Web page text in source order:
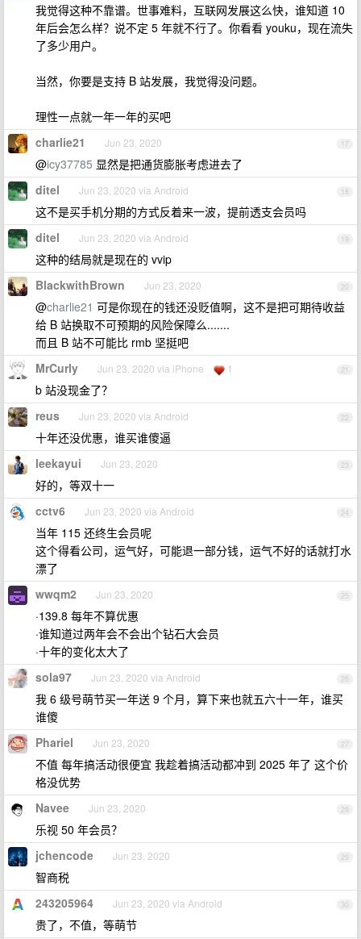
我觉得这种不靠谱。世事难料，互联网发展这么快，谁知道 10
年后会怎么样？说不定 5 年就不行了。你看看 youku，现在流失
了多少用户。
当然，你要是支持 B 站发展，我觉得没问题。
理性一点就一年一年的买吧
17
charlie21 Jun 23, 2020
@icy37785 显然是把通货膨胀考虑进去了
18
ditel Jun 23, 2020 via Android
这不是买手机分期的方式反着来一波，提前透支会员吗
19
ditel Jun 23, 2020 via Android
这种的结局就是现在的 vvip
20
BlackwithBrown Jun 23, 2020
@charlie21 可是你现在的钱还没贬值啊，这不是把可期待收益
给 B 站换取不可预期的风险保障么.......
而且 B 站不可能比 rmb 坚挺吧
21
MrCurly Jun 23, 2020 via iPhone 1
b 站没现金了？
22
reus Jun 23, 2020 via Android
十年还没优惠，谁买谁傻逼
23
leekayui Jun 23, 2020
好的，等双十一
24
cctv6 Jun 23, 2020 via Android
当年 115 还终生会员呢
这个得看公司，运气好，可能退一部分钱，运气不好的话就打水
漂了
25
wwqm2 Jun 23, 2020
·139.8 每年不算优惠
·谁知道过两年会不会出个钻石大会员
·十年的变化太大了
26
sola97 Jun 23, 2020 via Android
我 6 级号萌节买一年送 9 个月，算下来也就五六十一年，谁买
谁傻
27
Phariel Jun 23, 2020
不值 每年搞活动很便宜 我趁着搞活动都冲到 2025 年了 这个价
格没优势
28
Navee Jun 23, 2020
乐视 50 年会员？
29
jchencode Jun 23, 2020
智商税
30
243205964 Jun 23, 2020 via Android
贵了，不值，等萌节